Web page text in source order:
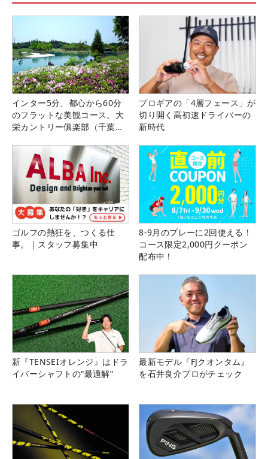
インター5分、都心から60分
のフラットな美観コース。大
栄カントリー俱楽部（千葉
プロギアの「4層フェース」が
切り開く高初速ドライバーの
新時代
ゴルフの熱狂を、つくる仕
事。｜スタッフ募集中
8-9月のプレーに2回使える！
コース限定2,000円クーポン
配布中！
新『TENSEIオレンジ』はドラ
イバーシャフトの“最適解”
最新モデル『FJクオンタム』
を石井良介プロがチェック